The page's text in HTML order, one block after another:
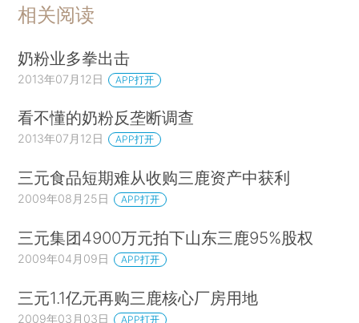
相关阅读
奶粉业多拳出击
2013年07月12日 APP打开
看不懂的奶粉反垄断调查
2013年07月12日 APP打开
三元食品短期难从收购三鹿资产中获利
2009年08月25日 APP打开
三元集团4900万元拍下山东三鹿95%股权
2009年04月09日 APP打开
三元1.1亿元再购三鹿核心厂房用地
2009年03月03日 APP打开